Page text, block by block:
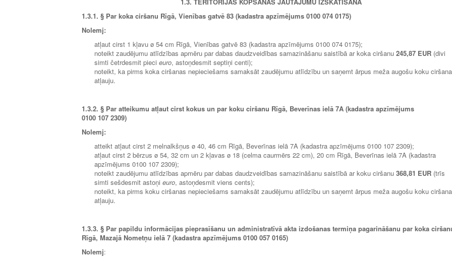
1.3.1. § Par koka ciršanu Rīgā, Vienības gatvē 83 (kadastra apzīmējums 0100 074 0175)
Nolemj:
atļaut cirst 1 kļavu ø 54 cm Rīgā, Vienības gatvē 83 (kadastra apzīmējums 0100 074 0175);
noteikt zaudējumu atlīdzības apmēru par dabas daudzveidības samazināšanu saistībā ar koka ciršanu 245,87 EUR (divi
simti četrdesmit pieci euro, astoņdesmit septiņi centi);
noteikt, ka pirms koka ciršanas nepieciešams samaksāt zaudējumu atlīdzību un saņemt ārpus meža augošu koku
atļauju.
1.3.2. § Par atteikumu atļaut cirst kokus un par koku ciršanu Rīgā, Beverīnas ielā 7A (kadastra apzīmējums
0100 107 2309)
Nolemj:
atteikt atļaut cirst 2 melnalkšņus ø 40, 46 cm Rīgā, Beverīnas ielā 7A (kadastra apzīmējums 0100 107 2309);
atļaut cirst 2 bērzus ø 54, 32 cm un 2 kļavas ø 18 (celma caurmērs 22 cm), 20 cm Rīgā, Beverīnas ielā 7A (kadastra
apzīmējums 0100 107 2309);
noteikt zaudējumu atlīdzības apmēru par dabas daudzveidības samazināšanu saistībā ar koku ciršanu 368,81 EUR (trīs
simti sešdesmit astoņi euro, astoņdesmit viens cents);
noteikt, ka pirms koku ciršanas nepieciešams samaksāt zaudējumu atlīdzību un saņemt ārpus meža augošu koku
atļauju.
1.3.3. § Par papildu informācijas pieprasīšanu un administratīvā akta izdošanas termiņa pagarināšanu par koka
Rīgā, Mazajā Nometņu ielā 7 (kadastra apzīmējums 0100 057 0165)
Nolemj: